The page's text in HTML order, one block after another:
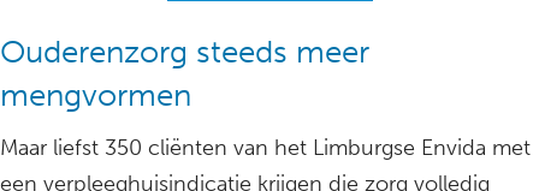
Ouderenzorg steeds meer
mengvormen
Maar liefst 350 cliënten van het Limburgse Envida met
een verpleeghuisindicatie krijgen die zorg volledig